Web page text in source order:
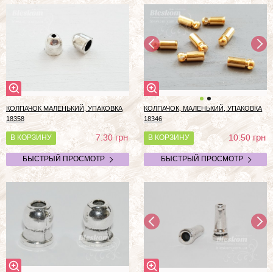
КОЛПАЧОК МАЛЕНЬКИЙ, УПАКОВКА
18358
В КОРЗИНУ 7.30грн
БЫСТРЫЙ ПРОСМОТР
КОЛПАЧОК, МАЛЕНЬКИЙ, УПАКОВКА
18346
В КОРЗИНУ 10.50грн
БЫСТРЫЙ ПРОСМОТР